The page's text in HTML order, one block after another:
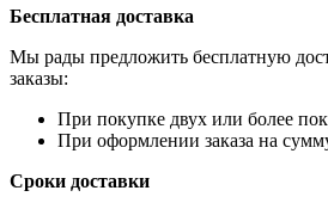
Бесплатная доставка
Мы рады предложить бесплатную
заказы:
При покупке двух или более
При оформлении заказа на
Сроки доставки